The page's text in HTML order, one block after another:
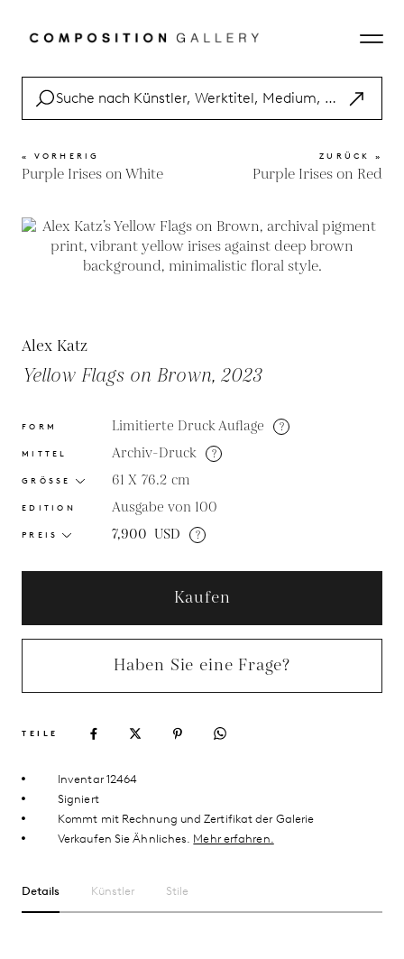
« VORHERIG
Purple Irises on White
ZURÜCK »
Purple Irises on Red
Alex Katz
Yellow Flags on Brown, 2023
FORM Limitierte Druck Auflage ?
MITTEL Archiv-Druck ?
GRÖSSE 61 X 76.2 cm
EDITION Ausgabe von 100
PREIS 7,900 USD ?
Kaufen
Haben Sie eine Frage?
TEILE
Inventar 12464
Signiert
Kommt mit Rechnung und Zertifikat der Galerie
Verkaufen Sie Ähnliches. Mehr erfahren.
Details Künstler Stile